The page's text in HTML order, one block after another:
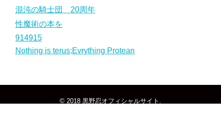
混沌の騎士団 20周年
性魔術の本を
914915
Nothing is terus;Evrything Protean
© 2018 黒野忍オフィシャルサイト